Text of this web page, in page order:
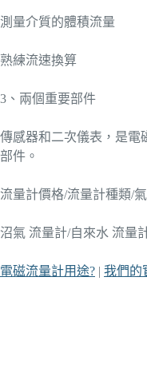
測量介質的體積流量
熟練流速換算
3、兩個重要部件
傳感器和二次儀表，是電
部件。
流量計價格/流量計種類/
沼氣 流量計/自來水 流量
電磁流量計用途? | 我們的